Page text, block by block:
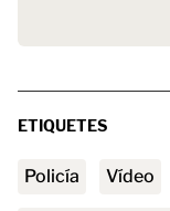
ETIQUETES
policía vídeo